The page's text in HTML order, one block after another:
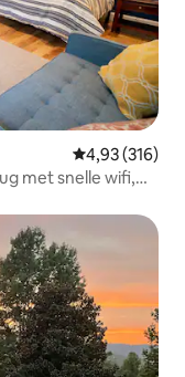
Gemiddelde
4,93 (316)
met snelle wifi,